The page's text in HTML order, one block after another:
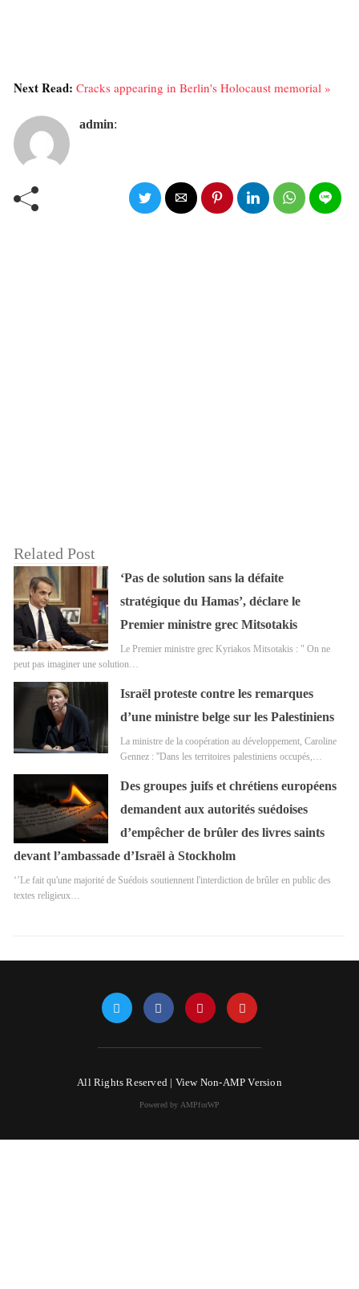
Next Read: Cracks appearing in Berlin's Holocaust memorial »
admin:
Related Post
‘Pas de solution sans la défaite
stratégique du Hamas’, déclare le
Premier ministre grec Mitsotakis
Le Premier ministre grec Kyriakos Mitsotakis : " On ne
peut pas imaginer une solution…
Israël proteste contre les remarques
d’une ministre belge sur les Palestiniens
La ministre de la coopération au développement, Caroline
Gennez : ''Dans les territoires palestiniens occupés,…
Des groupes juifs et chrétiens européens
demandent aux autorités suédoises
d’empêcher de brûler des livres saints
devant l’ambassade d’Israël à Stockholm
‘’Le fait qu'une majorité de Suédois soutiennent l'interdiction de brûler en public des
textes religieux…
All Rights Reserved | View Non-AMP Version
Powered by AMPforWP